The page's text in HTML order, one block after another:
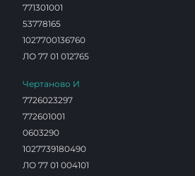
771301001
53778165
1027700136760
ЛО 77 01 012765
Чертаново И
7726023297
772601001
0603290
1027739180490
ЛО 77 01 004101